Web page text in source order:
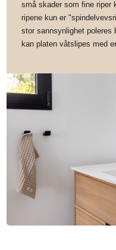
små skader som fine riper
ripene kun er
stor sannsynlighet poleres
kan platen våtslipes med